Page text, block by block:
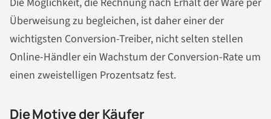
Überweisung zu begleichen, ist daher einer der
wichtigsten Conversion-Treiber, nicht selten stellen
Online-Händler ein Wachstum der Conversion-Rate um
einen zweistelligen Prozentsatz fest.
Die Motive der Käufer